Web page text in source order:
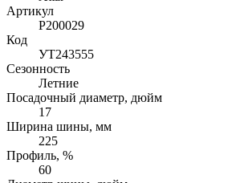
Артикул
P200029
Код
УТ243555
Сезонность
Летние
Посадочный диаметр, дюйм
17
Ширина шины, мм
225
Профиль, %
60